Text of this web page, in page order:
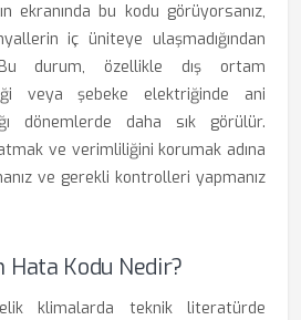
ekranında bu kodu görüyorsanız,
iç üniteye ulaşmadığından
durum, özellikle dış ortam
veya şebeke elektriğinde ani
dönemlerde daha sık görülür.
ve verimliliğini korumak adına
ve gerekli kontrolleri yapmanız
Kodu Nedir?
klimalarda teknik literatürde